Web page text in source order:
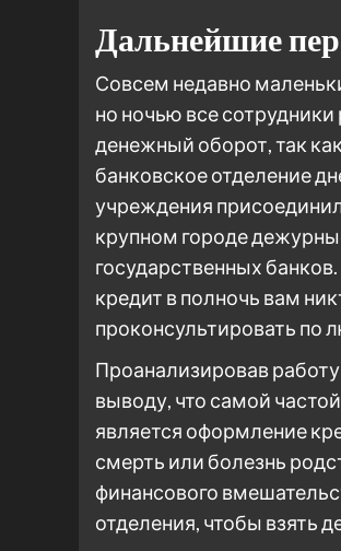
Дальнейшие
Совсем недавно
но ночью все
денежный оборот, так
банковское отделение
учреждения
крупном городе
государственных
кредит в полночь вам
проконсультировать по
Проанализировав
выводу, что самой
является оформление
смерть или болезнь
финансового
отделения, чтобы взять